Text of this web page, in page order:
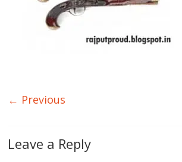
← Previous
Leave a Reply